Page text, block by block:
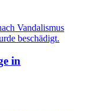
in